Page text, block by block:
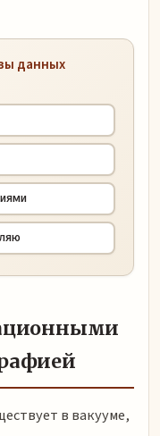
данных
в вакууме,